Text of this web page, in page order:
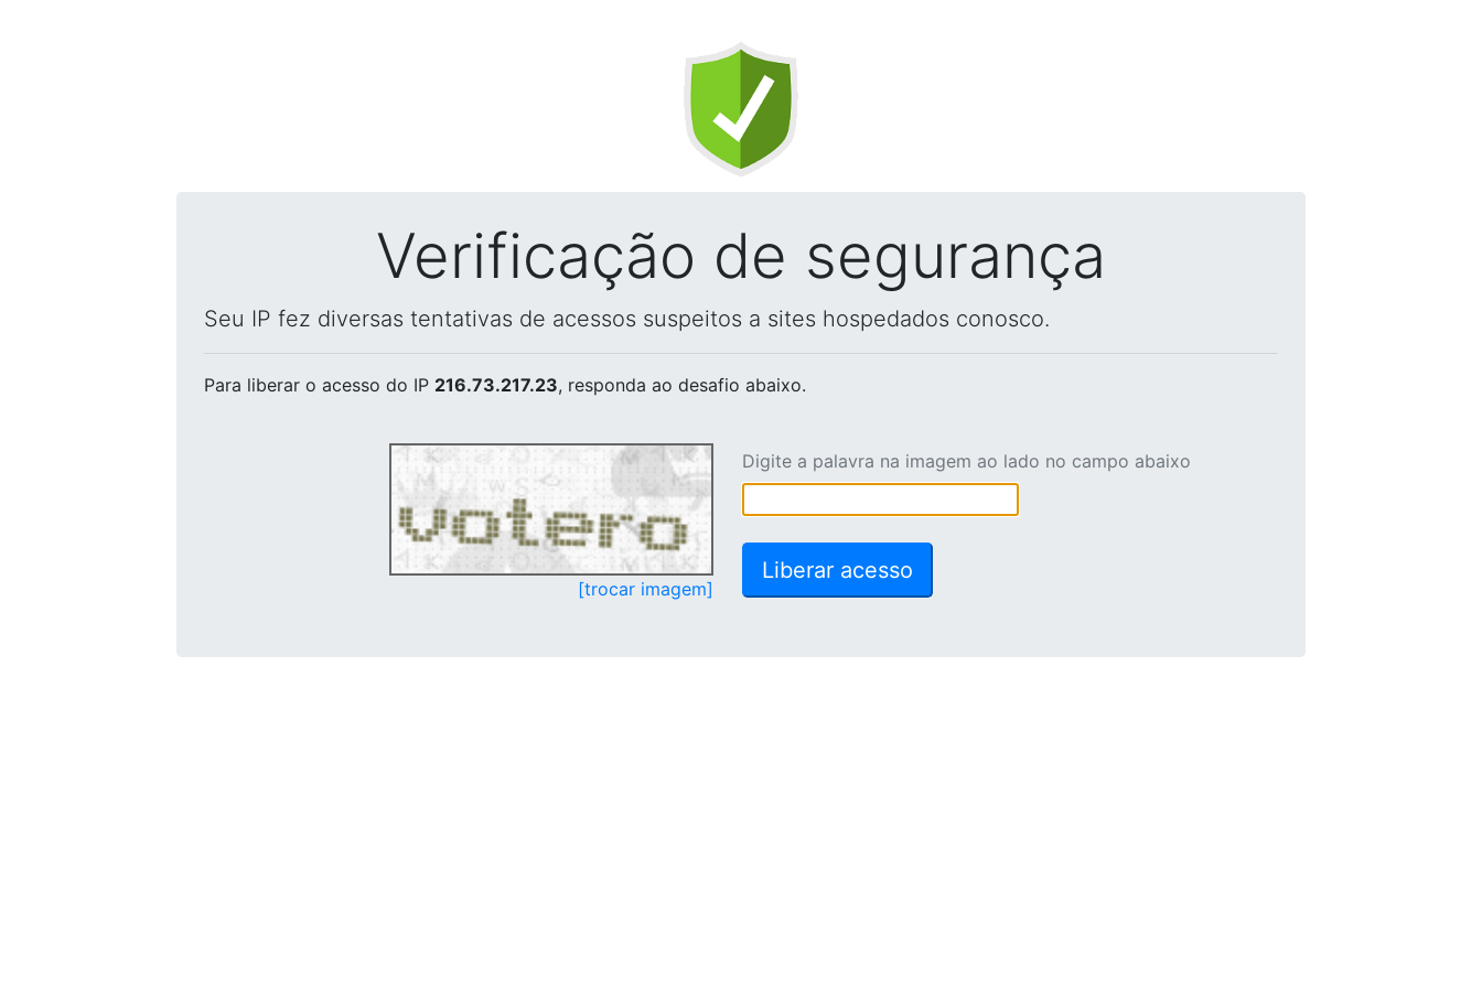
Verificação de segurança
Seu IP fez diversas tentativas de acessos suspeitos a sites hospedados conosco.
Para liberar o acesso do IP 216.73.217.23, responda ao desafio abaixo.
[trocar imagem]
Digite a palavra na imagem ao lado no campo abaixo